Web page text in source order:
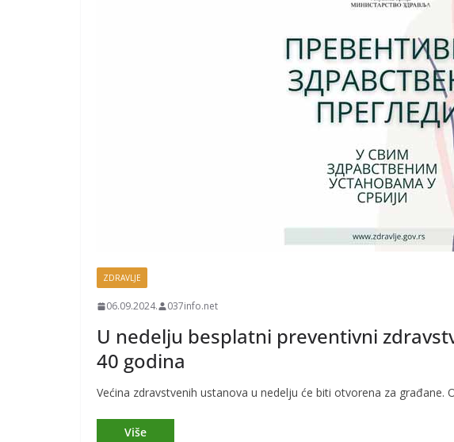
ZDRAVLJE
06.09.2024. 037info.net
U nedelju besplatni preventivni
40 godina
Većina zdravstvenih ustanova u nedelju će biti otvorena za građane.